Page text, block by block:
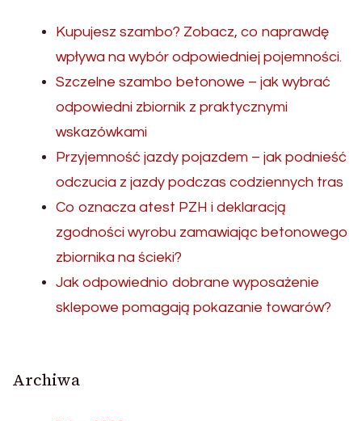
Kupujesz szambo? Zobacz, co naprawdę
wpływa na wybór odpowiedniej pojemności.
Szczelne szambo betonowe – jak wybrać
odpowiedni zbiornik z praktycznymi
wskazówkami
Przyjemność jazdy pojazdem – jak podnieść
odczucia z jazdy podczas codziennych tras
Co oznacza atest PZH i deklaracją
zgodności wyrobu zamawiając betonowego
zbiornika na ścieki?
Jak odpowiednio dobrane wyposażenie
sklepowe pomagają pokazanie towarów?
Archiwa